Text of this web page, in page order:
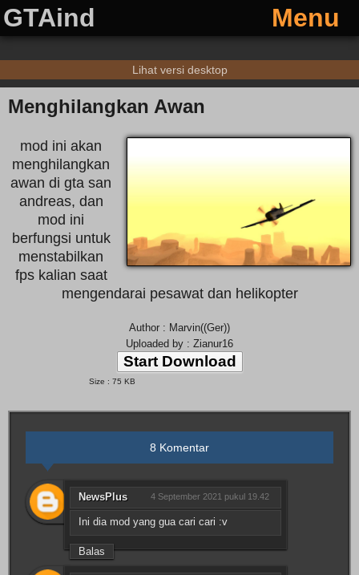
GTAind Menu
Lihat versi desktop
Menghilangkan Awan
mod ini akan
menghilangkan
awan di gta san
andreas, dan
mod ini
berfungsi untuk
menstabilkan
fps kalian saat
mengendarai pesawat dan helikopter
Author : Marvin((Ger))
Uploaded by : Zianur16
Start Download
Size : 75 KB
8 Komentar
NewsPlus 4 September 2021 pukul 19.42
Ini dia mod yang gua cari cari :v
Balas